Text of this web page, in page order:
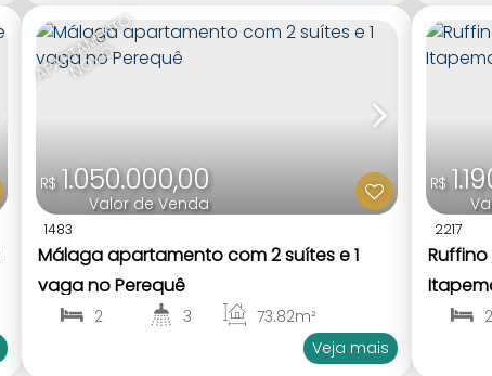
A
P
A
R
T
A
M
E
N
T
O
N
O
V
O
1483
R$1.050.000,00
Valor de Venda
Málaga apartamento com 2 suítes e 1
vaga no Perequê
2 3 73.82m²
Veja mais
2217
R$
2